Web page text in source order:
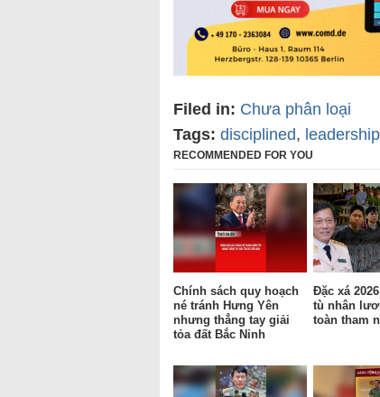
Filed in: Chưa phân loại
Tags: disciplined, leadership
RECOMMENDED FOR YOU
Chính sách quy hoạch
né tránh Hưng Yên
nhưng thẳng tay giải
tỏa đất Bắc Ninh
Đặc xá
tù nhân
toàn tham